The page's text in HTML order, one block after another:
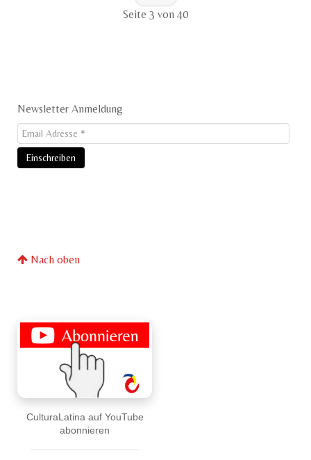
CulturaLatina auf YouTube
abonnieren
Seite 3 von 40
Newsletter Anmeldung
Nach oben